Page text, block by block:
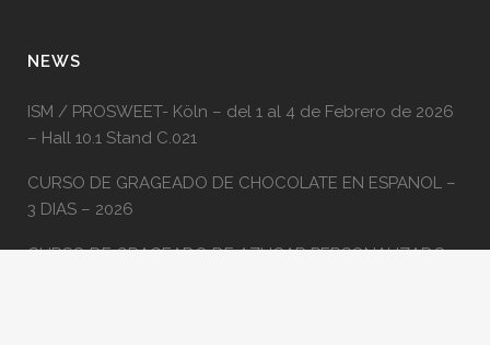
NEWS
ISM / PROSWEET- Köln – del 1 al 4 de Febrero de 2026
– Hall 10.1 Stand C.021
CURSO DE GRAGEADO DE CHOCOLATE EN ESPANOL –
3 DIAS – 2026
CURSO DE GRAGEADO DE AZUCAR PERSONALIZADO